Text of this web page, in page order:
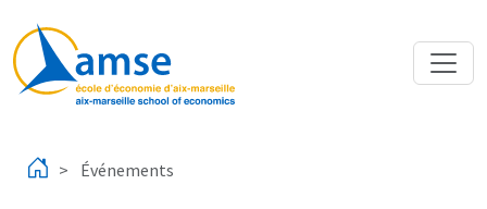
Événements